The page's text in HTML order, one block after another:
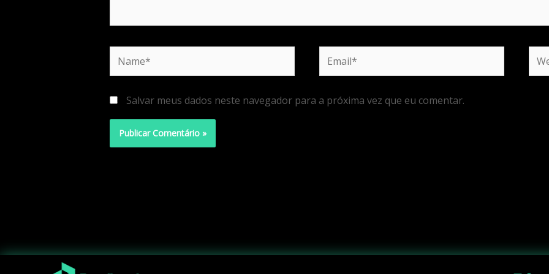
Name* Email*
Salvar meus dados neste navegador para a próxima vez que eu comentar.